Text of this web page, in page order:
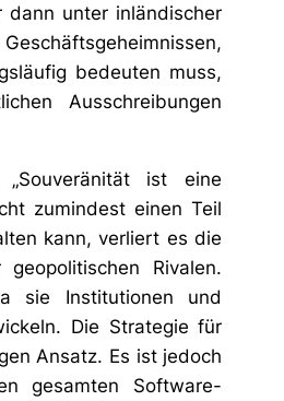
dann unter inländischer
bedeuten muss,
Ausschreibungen
ist eine
zumindest einen Teil
kann, verliert es die
Rivalen.
sie Institutionen und
Die Strategie für
Ansatz. Es ist jedoch
gesamten Software-